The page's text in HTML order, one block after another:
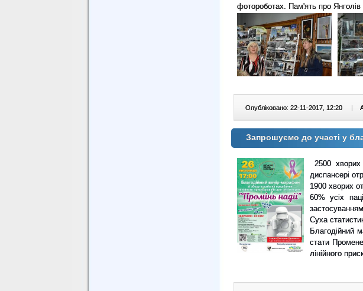
фотороботах.
Пам'ять про
Опубліковано: 22-11-2017, 12:20 |
Запрошуємо до участі у
2500 хворих
диспансері
1900 хворих
60% усіх
застосуванням
Суха
Благодійний
стати
лінійного